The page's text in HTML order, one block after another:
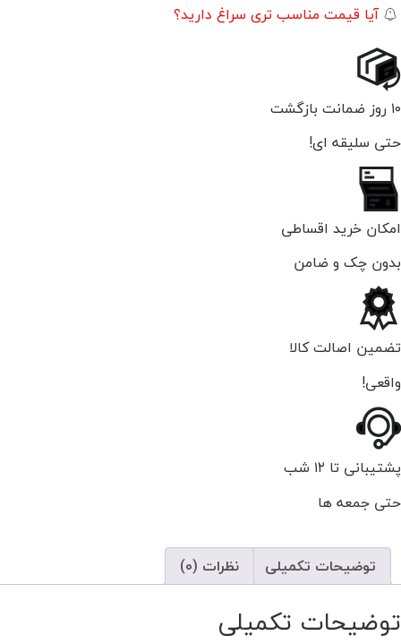
آیا قیمت مناسب تری سراغ دارید؟
۱۰ روز ضمانت بازگشت
حتی سلیقه ای!
امکان خرید اقساطی
بدون چک و ضامن
تضمین اصالت کالا
واقعی!
پشتیبانی تا ۱۲ شب
حتی جمعه ها
توضیحات تکمیلی نظرات (0)
توضیحات تکمیلی